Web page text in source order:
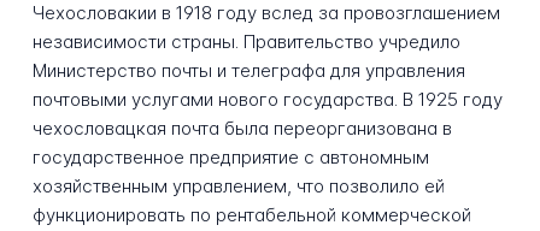
Чехословакии в 1918 году вслед за провозглашением
независимости страны. Правительство учредило
Министерство почты и телеграфа для управления
почтовыми услугами нового государства. В 1925 году
чехословацкая почта была переорганизована в
государственное предприятие с автономным
хозяйственным управлением, что позволило ей
функционировать по рентабельной коммерческой